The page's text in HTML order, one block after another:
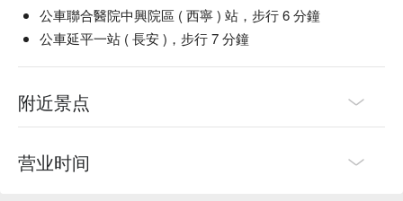
公車聯合醫院中興院區 ( 西寧 ) 站，步行 6 分鐘
公車延平一站 ( 長安 )，步行 7 分鐘
附近景点
营业时间